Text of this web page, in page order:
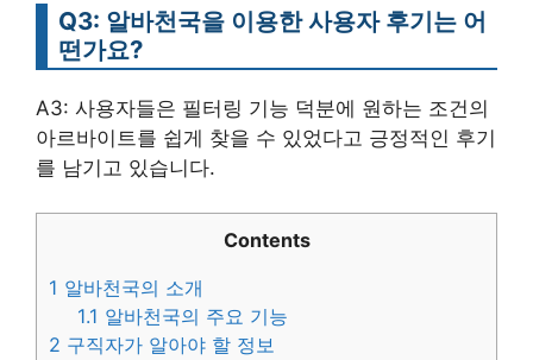
Q3: 알바천국을 이용한 사용자 후기는 어
떤가요?
A3: 사용자들은 필터링 기능 덕분에 원하는 조건의
아르바이트를 쉽게 찾을 수 있었다고 긍정적인 후기
를 남기고 있습니다.
Contents
1 알바천국의 소개
1.1 알바천국의 주요 기능
2 구직자가 알아야 할 정보